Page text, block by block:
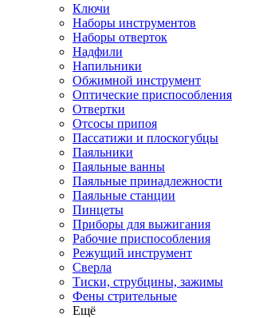
Ключи
Наборы инструментов
Наборы отверток
Надфили
Напильники
Обжимной инструмент
Оптические приспособления
Отвертки
Отсосы припоя
Пассатижи и плоскогубцы
Паяльники
Паяльные ванны
Паяльные принадлежности
Паяльные станции
Пинцеты
Приборы для выжигания
Рабочие приспособления
Режущий инструмент
Сверла
Тиски, струбцины, зажимы
Фены стрительные
Ещё